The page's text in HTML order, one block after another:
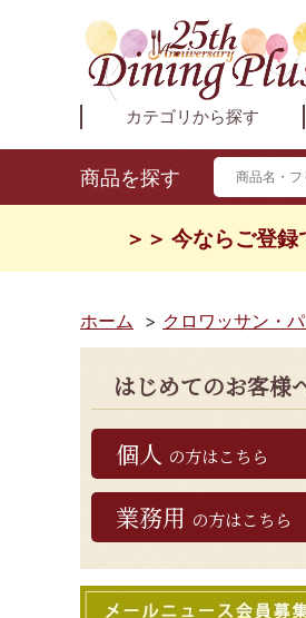
カテゴリから探す
商品を探す
＞＞ 今ならご登
ホーム > クロワッサン・
はじめてのお客様
個人 の方はこちら
業務用 の方はこちら